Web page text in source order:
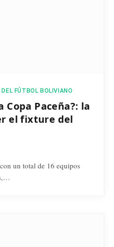
FÚTBOL BOLIVIANO
Copa Paceña?: la
el fixture del
un total de 16 equipos